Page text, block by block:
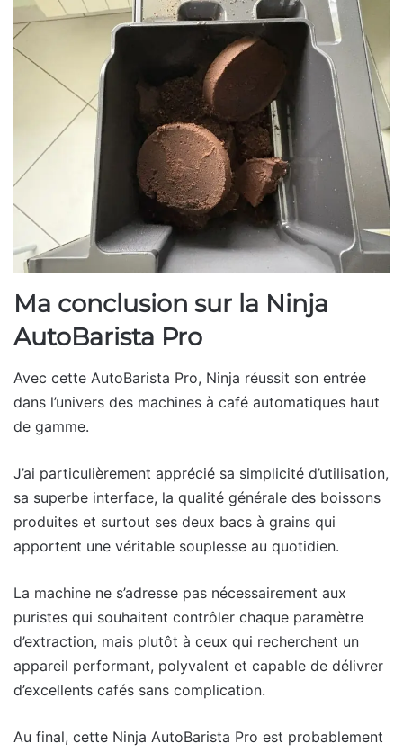
Ma conclusion sur la Ninja
AutoBarista Pro
Avec cette AutoBarista Pro, Ninja réussit son entrée
dans l’univers des machines à café automatiques haut
de gamme.
J’ai particulièrement apprécié sa simplicité d’utilisation,
sa superbe interface, la qualité générale des boissons
produites et surtout ses deux bacs à grains qui
apportent une véritable souplesse au quotidien.
La machine ne s’adresse pas nécessairement aux
puristes qui souhaitent contrôler chaque paramètre
d’extraction, mais plutôt à ceux qui recherchent un
appareil performant, polyvalent et capable de délivrer
d’excellents cafés sans complication.
Au final, cette Ninja AutoBarista Pro est probablement